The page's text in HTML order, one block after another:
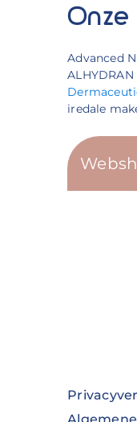
Advanced
iredale